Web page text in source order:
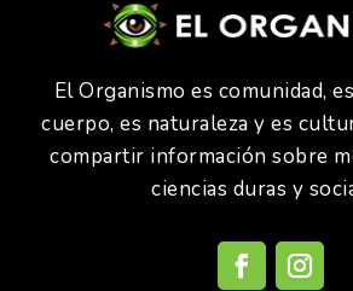
El Organismo es comunidad,
cuerpo, es naturaleza y es
compartir información sobre
ciencias duras y